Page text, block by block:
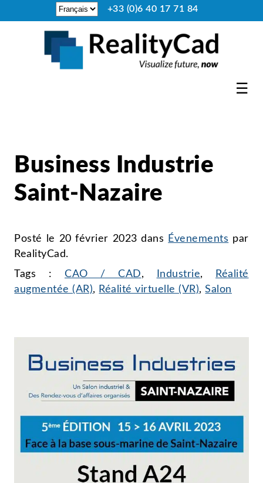
+33 (0)6 40 17 71 84
☰
Business Industrie
Saint-Nazaire
Posté le 20 février 2023 dans Évenements par
RealityCad.
Tags : CAO / CAD, Industrie,
Réalité
augmentée (AR), Réalité virtuelle (VR),Salon